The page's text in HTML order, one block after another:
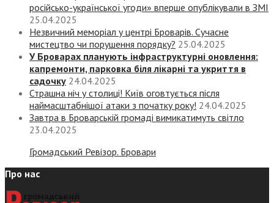
російсько-української угоди» вперше опублікували в ЗМІ
25.04.2025
Незвичний меморіал у центрі Броварів. Сучасне
мистецтво чи порушення порядку? 25.04.2025
У Броварах планують інфраструктурні оновлення:
капремонти, парковка біля лікарні та укриття в
садочку 24.04.2025
Страшна ніч у столиці! Київ оговтується після
наймасштабнішої атаки з початку року! 24.04.2025
Завтра в Броварській громаді вимикатимуть світло
23.04.2025
Громадський Ревізор. Бровари
Про нас